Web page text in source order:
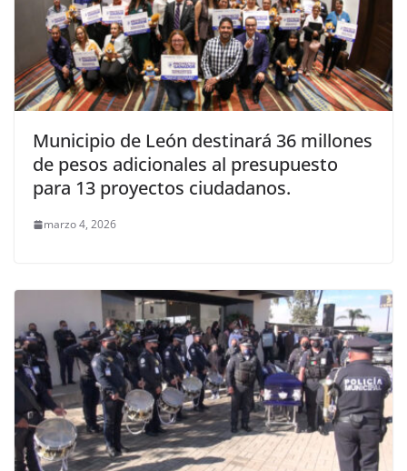
Municipio de León destinará 36 millones
de pesos adicionales al presupuesto
para 13 proyectos ciudadanos.
marzo 4, 2026